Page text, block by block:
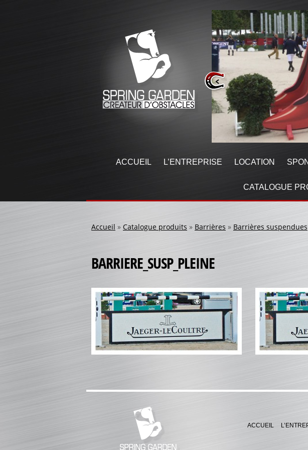
ACCUEIL L’ENTREPRISE LOCATION
CATALOGUE
Accueil » Catalogue produits » Barrières » Barrières suspendues
BARRIERE_SUSP_PLEINE
ACCUEIL